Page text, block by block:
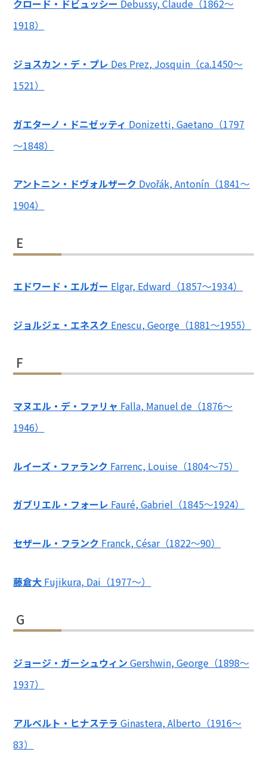
クロード・ドビュッシー Debussy, Claude（1862～
1918）
ジョスカン・デ・プレ Des Prez, Josquin（ca.1450～
1521）
ガエターノ・ドニゼッティ Donizetti, Gaetano（1797
～1848）
アントニン・ドヴォルザーク Dvořák, Antonín（1841～
1904）
E
エドワード・エルガー Elgar, Edward（1857～1934）
ジョルジェ・エネスク Enescu, George（1881～1955）
F
マヌエル・デ・ファリャ Falla, Manuel de（1876～
1946）
ルイーズ・ファランク Farrenc, Louise（1804～75）
ガブリエル・フォーレ Fauré, Gabriel（1845～1924）
セザール・フランク Franck, César（1822～90）
藤倉大 Fujikura, Dai（1977～）
G
ジョージ・ガーシュウィン Gershwin, George（1898～
1937）
アルベルト・ヒナステラ Ginastera, Alberto（1916～
83）